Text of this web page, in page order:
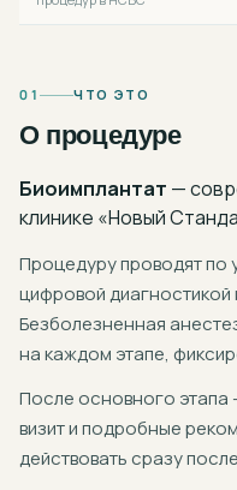
01 ЧТО ЭТО
О процедуре
Биоимплантат —
клинике «Новый
Процедуру проводят по
цифровой диагностикой
Безболезненная
на каждом этапе,
После основного этапа
визит и подробные
действовать сразу